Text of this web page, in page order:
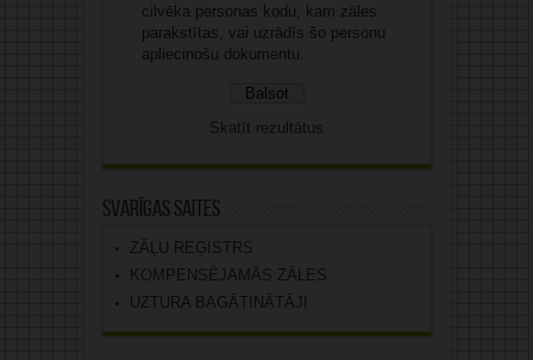
cilvēka personas kodu, kam zāles
parakstītas, vai uzrādīs šo personu
apliecinošu dokumentu.
Skatīt rezultātus
Svarīgas saites
ZĀĻU REĢISTRS
KOMPENSĒJAMĀS ZĀLES
UZTURA BAGĀTINĀTĀJI